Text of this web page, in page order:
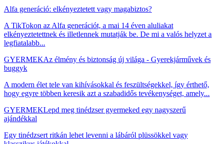
Alfa generáció: elkényeztetett vagy magabiztos?
A TikTokon az Alfa generációt, a mai 14 éven aluliakat
elkényeztetettnek és illetlennek mutatják be. De mi a valós helyzet a
legfiatalabb...
GYERMEKAz élmény és biztonság új világa - Gyerekjárművek és
buggyk
A modern élet tele van kihívásokkal és feszültségekkel, így érthető,
hogy egyre többen keresik azt a szabadidős tevékenységet, amely...
GYERMEKLepd meg tinédzser gyermeked egy nagyszerű
ajándékkal
Egy tinédzsert ritkán lehet levenni a lábáról plüssökkel vagy